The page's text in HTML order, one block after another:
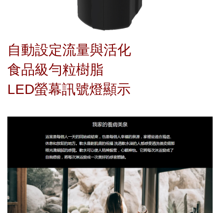
自動設定流量與活化
食品級勻粒樹脂
LED螢幕訊號燈顯示